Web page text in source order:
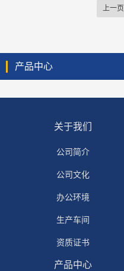
上一页
产品中心
关于我们
公司简介
公司文化
办公环境
生产车间
资质证书
产品中心